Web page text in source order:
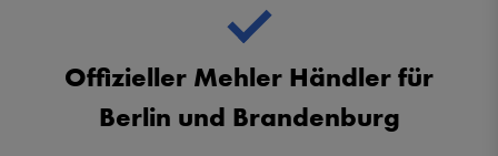
Offizieller Mehler Händler für
Berlin und Brandenburg